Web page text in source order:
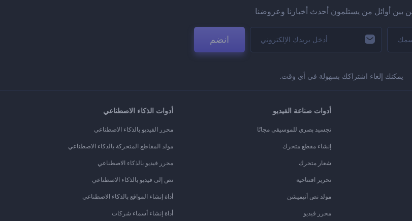
بين أوائل من يستلمون أحدث أخبارنا وعروضنا
انضم
يمكنك إلغاء اشتراكك بسهولة في أي وقت.
أدوات صناعة الفيديو
تجسيد بصري للموسيقى مجانًا
إنشاء مقطع متحرك
شعار متحرك
تحرير افتتاحية
مولد نص أنيميشن
محرر فيديو
أدوات الذكاء الاصطناعي
محرر الفيديو بالذكاء الاصطناعي
مولد المقاطع المتحركة بالذكاء الاصطناعي
محرر فيديو بالذكاء الاصطناعي
نص إلى فيديو بالذكاء الاصطناعي
أداة إنشاء المواقع بالذكاء الاصطناعي
أداة إنشاء أسماء شركات